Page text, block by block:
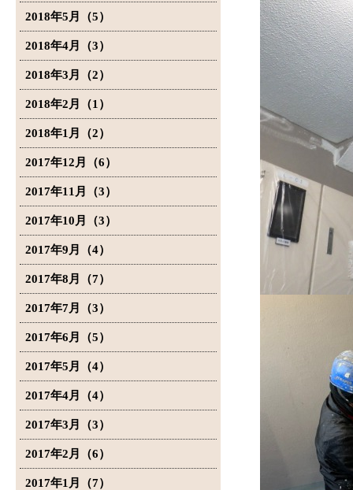
2018年5月（5）
2018年4月（3）
2018年3月（2）
2018年2月（1）
2018年1月（2）
2017年12月（6）
2017年11月（3）
2017年10月（3）
2017年9月（4）
2017年8月（7）
2017年7月（3）
2017年6月（5）
2017年5月（4）
2017年4月（4）
2017年3月（3）
2017年2月（6）
2017年1月（7）